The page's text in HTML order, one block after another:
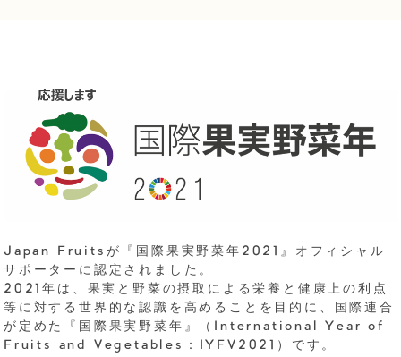
Japan Fruitsが『国際果実野菜年2021』オフィシャル
サポーターに認定されました。
2021年は、果実と野菜の摂取による栄養と健康上の利点
等に対する世界的な認識を高めることを目的に、国際連合
が定めた『国際果実野菜年』（International Year of
Fruits and Vegetables：IYFV2021）です。